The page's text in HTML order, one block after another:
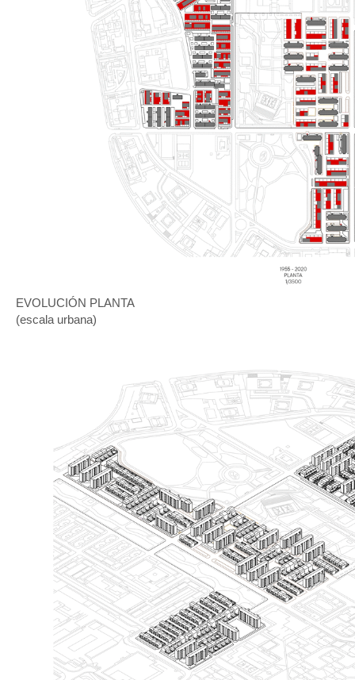
EVOLUCIÓN PLANTA
(escala urbana)